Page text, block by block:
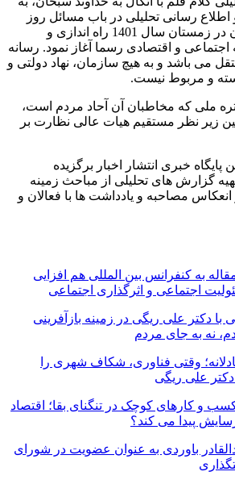
رسانی تحلیلی در باب مسائل روز
کشور و استان مازندران در زمستان سال 1401 راه اندازی و
اجتماعی و اقتصادی رسما آغاز نمود. رسانه
می باشد و به هیچ سازمان، نهاد دولتی و
و مربوط نیست.
ملی که مخاطبان آن آحاد مردم است،
زیر نظر مستقیم هیات عالی نظارت بر
خبری انتشار اخبار برگزیده
گزارش های تحلیلی از مباحث زمینه
انعکاس مصاحبه و یادداشت ها با فعالان و
به کنفرانس بین المللی هم افزایی
اجتماعی و اثرگذاری اجتماعی
دکتر علی ریگی در زمینه بازآفرینی
نه به جای مردم
وقتی فناوری، شکاف شهری را
علی ریگی
و کارهای کوچک در تنگنای بقا؛ اقتصاد
پیدا می کند؟
باوردی به عنوان عضویت در شورای